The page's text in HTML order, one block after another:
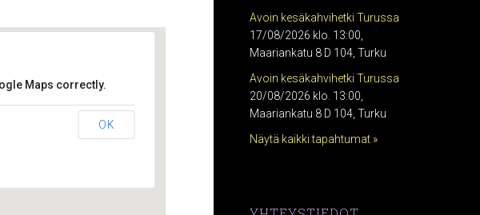
SYLI ry
- Turku
Maps correctly.
OK
Avoin kesäkahvihetki Turussa
17/08/2026 klo. 13:00,
Maariankatu 8 D 104, Turku
Avoin kesäkahvihetki Turussa
20/08/2026 klo. 13:00,
Maariankatu 8 D 104, Turku
Näytä kaikki tapahtumat »